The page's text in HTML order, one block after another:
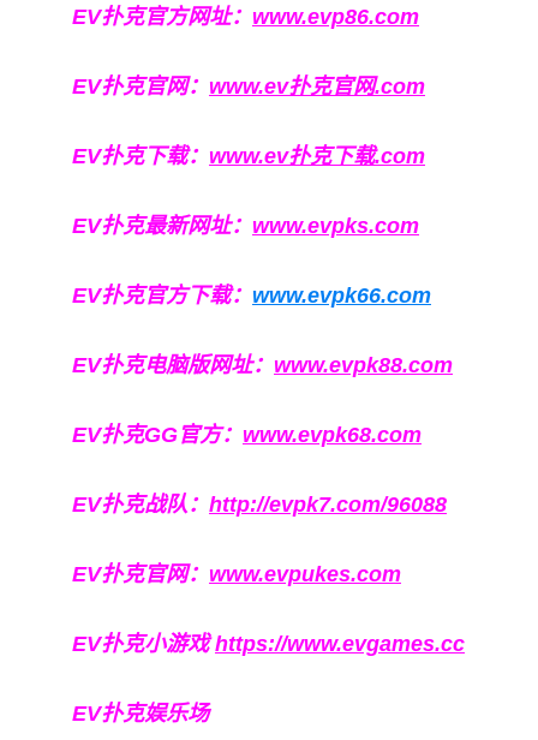
EV扑克官方网址： www.evp86.com
EV扑克官网： www.ev扑克官网.com
EV扑克下载： www.ev扑克下载.com
EV扑克最新网址： www.evpks.com
EV扑克官方下载： www.evpk66.com
EV扑克电脑版网址： www.evpk88.com
EV扑克GG官方： www.evpk68.com
EV扑克战队： http://evpk7.com/96088
EV扑克官网： www.evpukes.com
EV扑克小游戏https://www.evgames.cc
EV扑克娱乐场